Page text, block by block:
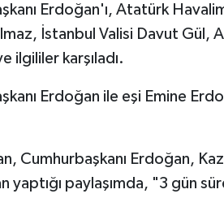
Erdoğan'ı, Atatürk
İstanbul Valisi Davut Gül,
ilgililer karşıladı.
Erdoğan ile eşi Emine
Cumhurbaşkanı Erdoğan,
yaptığı paylaşımda, "3 gün